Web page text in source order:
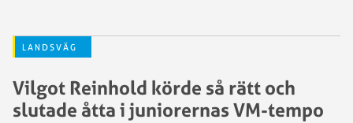
LANDSVÄG
Vilgot Reinhold körde så rätt och
slutade åtta i juniorernas VM-tempo